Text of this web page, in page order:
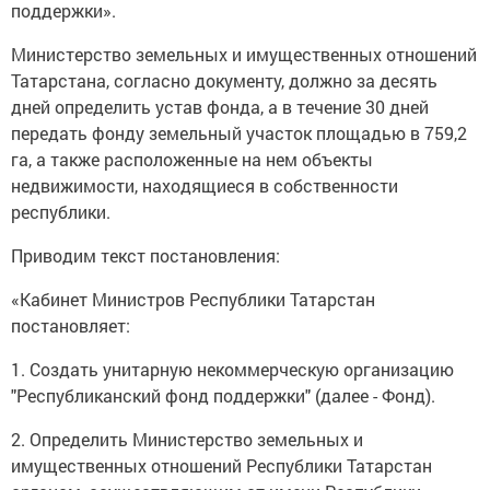
поддержки».
Министерство земельных и имущественных отношений
Татарстана, согласно документу, должно за десять
дней определить устав фонда, а в течение 30 дней
передать фонду земельный участок площадью в 759,2
га, а также расположенные на нем объекты
недвижимости, находящиеся в собственности
республики.
Приводим текст постановления:
«Кабинет Министров Республики Татарстан
постановляет:
1. Создать унитарную некоммерческую организацию
"Республиканский фонд поддержки" (далее - Фонд).
2. Определить Министерство земельных и
имущественных отношений Республики Татарстан